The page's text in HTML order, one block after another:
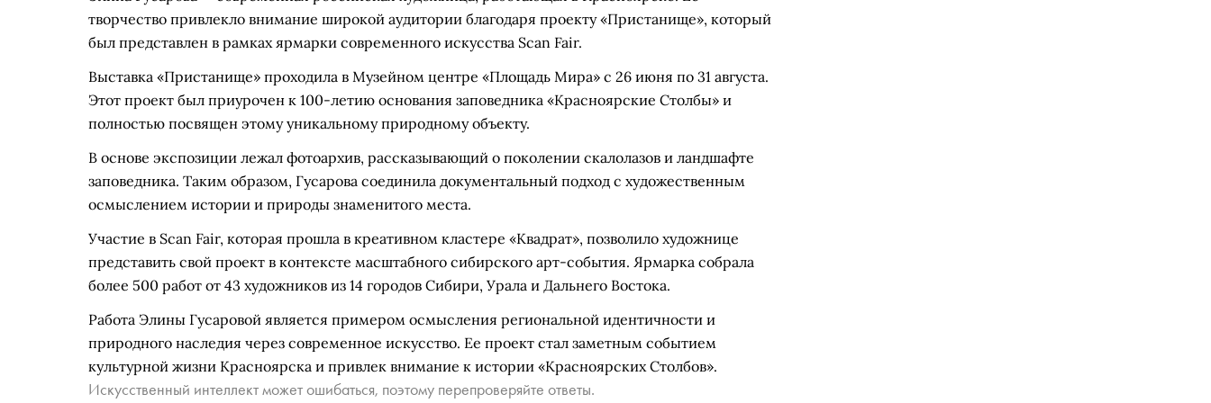
творчество привлекло внимание широкой аудитории благодаря проекту «Пристанище», который
был представлен в рамках ярмарки современного искусства Scan Fair.
Выставка «Пристанище» проходила в Музейном центре «Площадь Мира» с 26 июня по 31 августа.
Этот проект был приурочен к 100-летию основания заповедника «Красноярские Столбы» и
полностью посвящен этому уникальному природному объекту.
В основе экспозиции лежал фотоархив, рассказывающий о поколении скалолазов и ландшафте
заповедника. Таким образом, Гусарова соединила документальный подход с художественным
осмыслением истории и природы знаменитого места.
Участие в Scan Fair, которая прошла в креативном кластере «Квадрат», позволило художнице
представить свой проект в контексте масштабного сибирского арт-события. Ярмарка собрала
более 500 работ от 43 художников из 14 городов Сибири, Урала и Дальнего Востока.
Работа Элины Гусаровой является примером осмысления региональной идентичности и
природного наследия через современное искусство. Ее проект стал заметным событием
культурной жизни Красноярска и привлек внимание к истории «Красноярских Столбов».
Искусственный интеллект может ошибаться, поэтому перепроверяйте ответы.